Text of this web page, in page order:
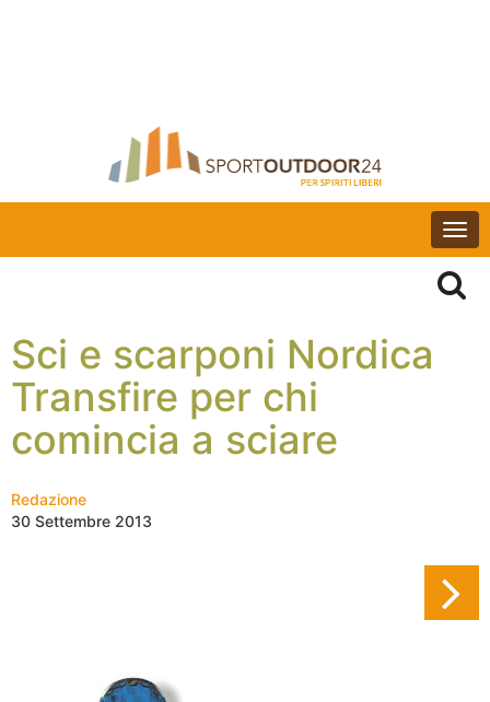
Sci e scarponi Nordica
Transfire per chi
comincia a sciare
Redazione
30 Settembre 2013